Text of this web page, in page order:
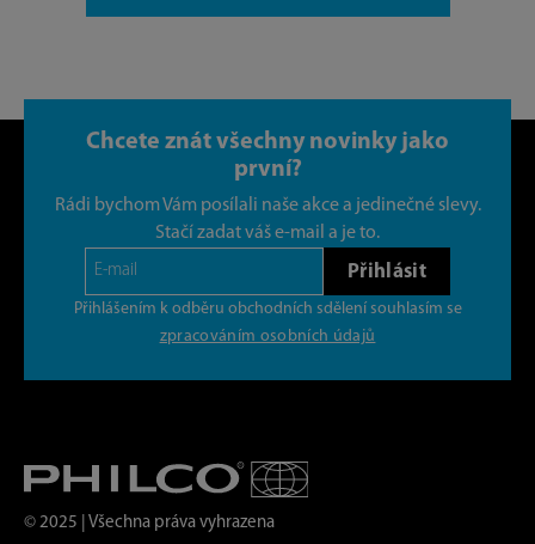
Chcete znát všechny novinky jako
první?
Rádi bychom Vám posílali naše akce a jedinečné slevy.
Stačí zadat váš e-mail a je to.
Přihlásit
Přihlášením k odběru obchodních sdělení souhlasím se
zpracováním osobních údajů
© 2025 | Všechna práva vyhrazena